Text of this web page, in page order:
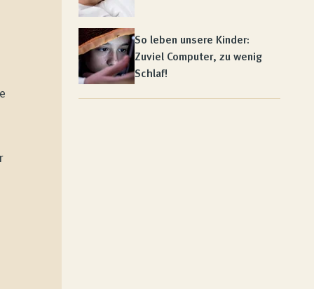
So leben unsere Kinder:
Zuviel Computer, zu wenig
Schlaf!